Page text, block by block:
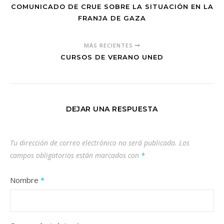
COMUNICADO DE CRUE SOBRE LA SITUACIÓN EN LA
FRANJA DE GAZA
MÁS RECIENTES
CURSOS DE VERANO UNED
DEJAR UNA RESPUESTA
Tu dirección de correo electrónico no será publicada. Los
campos obligatorios están marcados con *
Nombre *